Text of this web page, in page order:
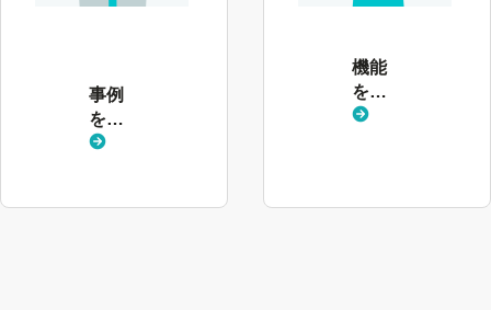
事例
を見
る
機能
を見
る